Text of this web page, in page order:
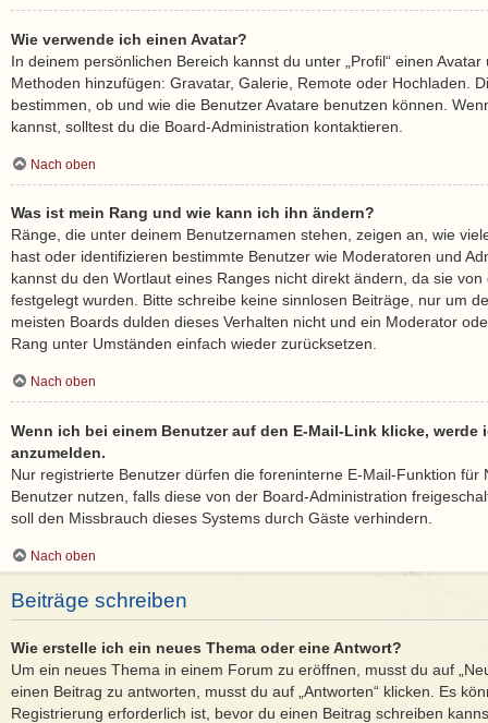
Wie verwende ich einen Avatar?
In deinem persönlichen Bereich kannst du unter „Profil“ einen
Methoden hinzufügen: Gravatar, Galerie, Remote oder Hochladen.
bestimmen, ob und wie die Benutzer Avatare benutzen können.
kannst, solltest du die Board-Administration kontaktieren.
Nach oben
Was ist mein Rang und wie kann ich ihn ändern?
Ränge, die unter deinem Benutzernamen stehen, zeigen an, wie
hast oder identifizieren bestimmte Benutzer wie Moderatoren und
kannst du den Wortlaut eines Ranges nicht direkt ändern, da sie
festgelegt wurden. Bitte schreibe keine sinnlosen Beiträge, nur um
meisten Boards dulden dieses Verhalten nicht und ein Moderator
Rang unter Umständen einfach wieder zurücksetzen.
Nach oben
Wenn ich bei einem Benutzer auf den E-Mail-Link klicke, werde
anzumelden.
Nur registrierte Benutzer dürfen die foreninterne E-Mail-Funktion für
Benutzer nutzen, falls diese von der Board-Administration
soll den Missbrauch dieses Systems durch Gäste verhindern.
Nach oben
Beiträge schreiben
Wie erstelle ich ein neues Thema oder eine Antwort?
Um ein neues Thema in einem Forum zu eröffnen, musst du auf
einen Beitrag zu antworten, musst du auf „Antworten“ klicken. Es
Registrierung erforderlich ist, bevor du einen Beitrag schreiben